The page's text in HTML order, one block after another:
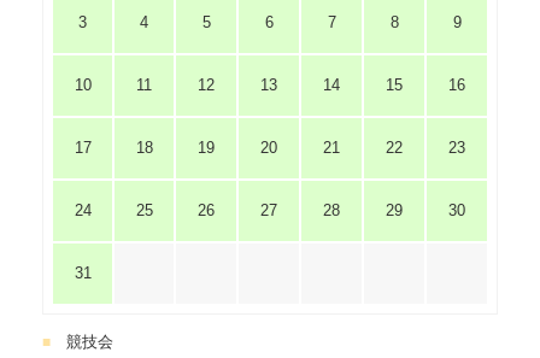
3 4 5 6 7 8 9
10 11 12 13 14 15 16
17 18 19 20 21 22 23
24 25 26 27 28 29 30
31
■ 競技会